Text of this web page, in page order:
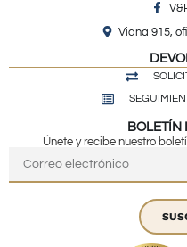
Viana 915,
BOLETÍN
Únete y recibe nuestro